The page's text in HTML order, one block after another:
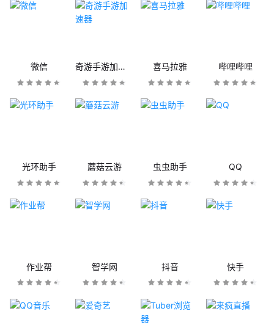
微信 奇游手游加速器 喜马拉雅 哔哩哔哩
光环助手 蘑菇云游 虫虫助手 QQ
作业帮 智学网 抖音 快手